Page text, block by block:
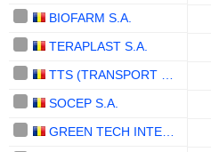
BIOFARM S.A.
TERAPLAST S.A.
SOCEP S.A.